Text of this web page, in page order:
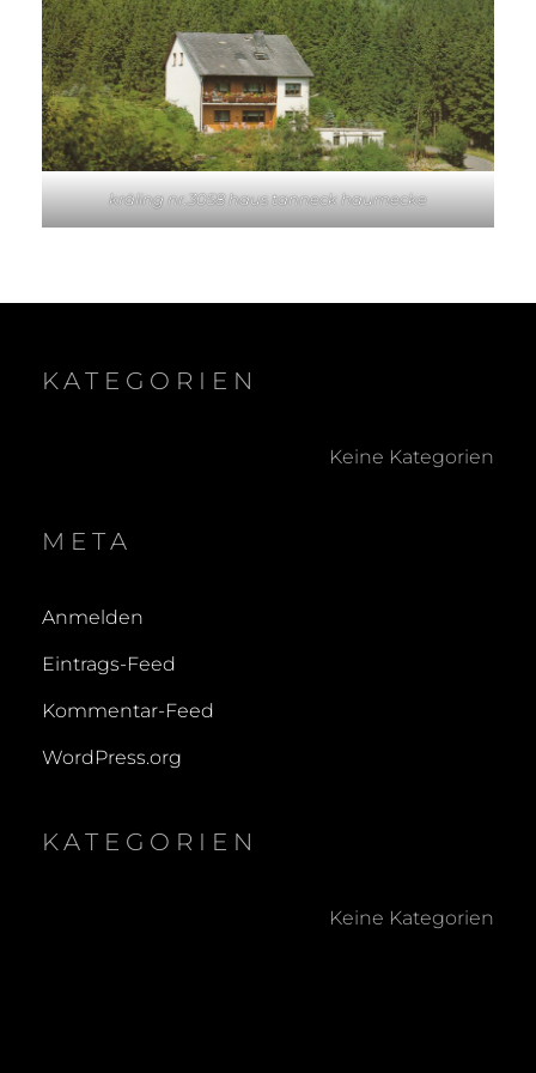
kräling nr.3058 haus tanneck haumecke
KATEGORIEN
Keine Kategorien
META
Anmelden
Eintrags-Feed
Kommentar-Feed
WordPress.org
KATEGORIEN
Keine Kategorien